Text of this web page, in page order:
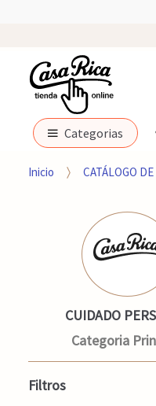
Categorias
Inicio CATÁLOGO
CUIDADO
Categoria
Filtros